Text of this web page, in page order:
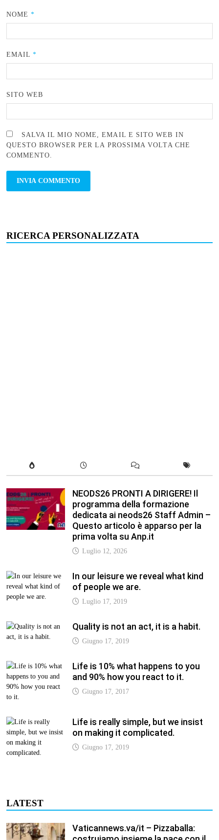
NOME*
EMAIL*
SITO WEB
SALVA IL MIO NOME, EMAIL E SITO WEB IN
QUESTO BROWSER PER LA PROSSIMA VOLTA CHE
COMMENTO.
RICERCA PERSONALIZZATA
NEODS26 PRONTI A DIRIGERE! Il
programma della formazione
dedicata ai neods26 Staff Admin –
Questo articolo è apparso per la
prima volta su Anp.it
Luglio 12, 2026
In our leisure we reveal what kind
of people we are.
Luglio 17, 2019
Quality is not an act, it is a habit.
Giugno 17, 2019
Life is 10% what happens to you
and 90% how you react to it.
Giugno 17, 2017
Life is really simple, but we insist
on making it complicated.
Giugno 17, 2019
LATEST
Vaticannews.va/it – Pizzaballa: